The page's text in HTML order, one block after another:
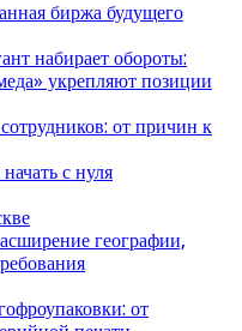
биржа будущего
набирает обороты:
укрепляют позиции
от причин к
с нуля
географии,
от